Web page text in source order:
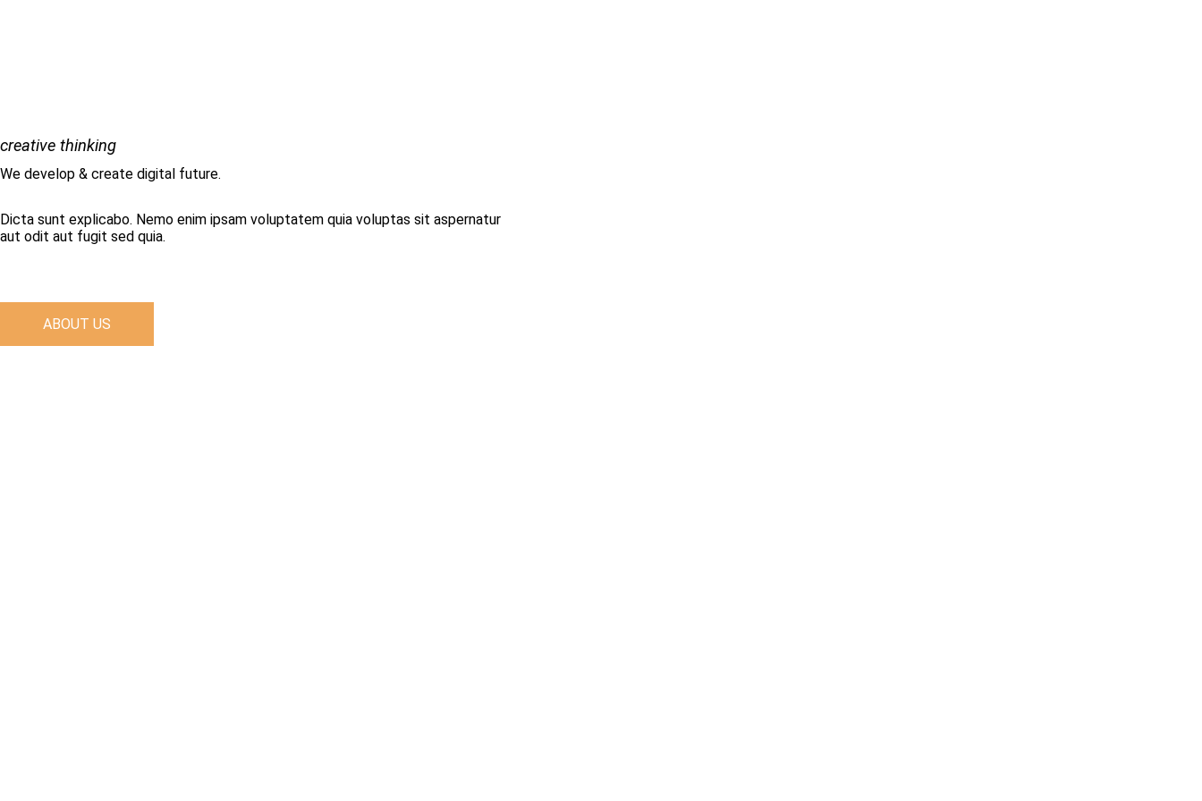
creative thinking
We develop & create digital future.
Dicta sunt explicabo. Nemo enim ipsam voluptatem quia voluptas sit aspernatur
aut odit aut fugit sed quia.
ABOUT US